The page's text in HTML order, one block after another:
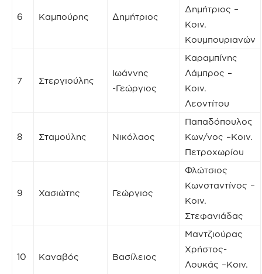
6 Καμπούρης Δημήτριος
Δημήτριος –
Κοιν.
Κουμπουριανών
7 Στεργιούλης
Ιωάννης
-Γεώργιος
Καραμπίνης
Λάμπρος –
Κοιν.
Λεοντίτου
8 Σταμούλης Νικόλαος
Παπαδόπουλος
Κων/νος –Κοιν.
Πετροχωρίου
9 Χασιώτης Γεώργιος
Φλώτσιος
Κωνσταντίνος –
Κοιν.
Στεφανιάδας
10 Καναβός Βασίλειος
Μαντζιούρας
Χρήστος-
Λουκάς –Κοιν.